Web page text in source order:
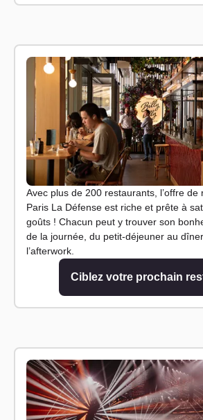
Avec plus de 200 restaurants, l’offre de
Paris La Défense est riche et prête à
goûts ! Chacun peut y trouver son
de la journée, du petit-déjeuner au
l’afterwork.
Ciblez votre prochain